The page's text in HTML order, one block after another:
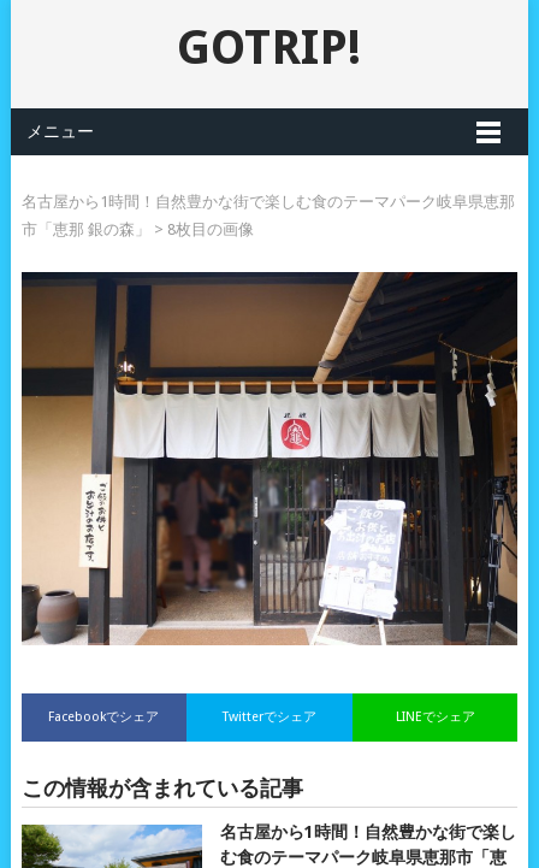
GOTRIP!
メニュー
名古屋から1時間！自然豊かな街で楽しむ食のテーマパーク岐阜県恵那
市「恵那 銀の森」
> 8枚目の画像
Facebookでシェア LINEでシェア
Twitterでシェア
この情報が含まれている記事
名古屋から1時間！自然豊かな街で楽し
む食のテーマパーク岐阜県恵那市「恵